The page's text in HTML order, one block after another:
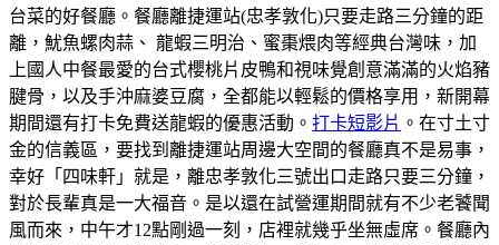
台菜的好餐廳。餐廳離捷運站(忠孝敦化)只要走路三分鐘的距
離，魷魚螺肉蒜、 龍蝦三明治、蜜棗煨肉等經典台灣味，加
上國人中餐最愛的台式櫻桃片皮鴨和視味覺創意滿滿的火焰豬
腱骨，以及手沖麻婆豆腐，全都能以輕鬆的價格享用，新開幕
期間還有打卡免費送龍蝦的優惠活動。 打卡短影片 。在寸土寸
金的信義區，要找到離捷運站周邊大空間的餐廳真不是易事，
幸好「四味軒」就是，離忠孝敦化三號出口走路只要三分鐘，
對於長輩真是一大福音。是以還在試營運期間就有不少老饕聞
風而來，中午才12點剛過一刻，店裡就幾乎坐無虛席。餐廳內